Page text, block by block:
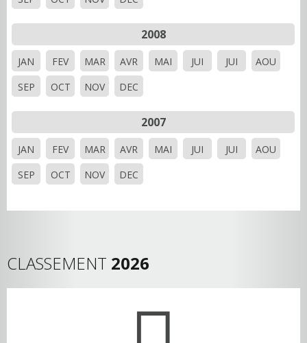
2008
JAN FEV MAR AVR MAI JUI JUI
AOU
SEP
OCT NOV DEC
2007
JAN FEV MAR AVR MAI JUI JUI
AOU
SEP
OCT NOV DEC
CLASSEMENT 2026